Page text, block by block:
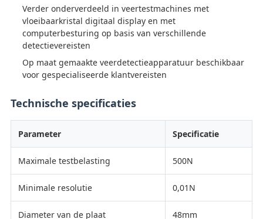
Verder onderverdeeld in veertestmachines met
vloeibaarkristal digitaal display en met
computerbesturing op basis van verschillende
detectievereisten
Op maat gemaakte veerdetectieapparatuur beschikbaar
voor gespecialiseerde klantvereisten
Technische specificaties
Parameter Specificatie
Maximale testbelasting 500N
Minimale resolutie 0,01N
Diameter van de plaat 48mm